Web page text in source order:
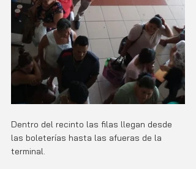
Dentro del recinto las filas llegan desde
las boleterías hasta las afueras de la
terminal.